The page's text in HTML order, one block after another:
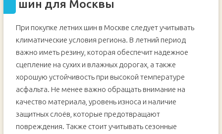
шин для Москвы
При покупке летних шин в Москве следует учитывать
климатические условия региона. В летний период
важно иметь резину, которая обеспечит надежное
сцепление на сухих и влажных дорогах, а также
хорошую устойчивость при высокой температуре
асфальта. Не менее важно обращать внимание на
качество материала, уровень износа и наличие
защитных слоёв, которые предотвращают
повреждения. Также стоит учитывать сезонные